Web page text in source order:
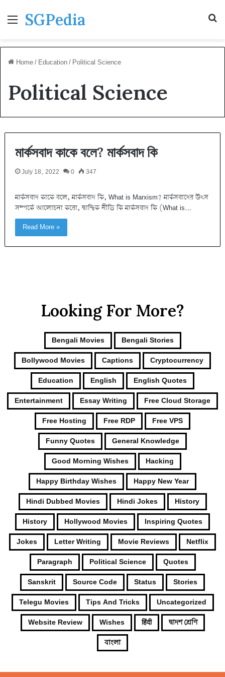
Menu
SGPedia
Home/ Education/ Political Science
Political Science
মার্কসবাদ কাকে বলে? মার্কসবাদ কি
July 18, 2022 0 347
মার্কসবাদ কাকে বলে, মার্কসবাদ কি, What is Marxism? মার্কসবাদের উৎস
সম্পর্কে আলােচনা করাে, দ্বান্দ্বিক নীতি কি মার্কসবাদ কি (What is…
Read More »
Looking For More?
Bengali Movies Bengali Stories
Bollywood Movies Captions Cryptocurrency
Education English English Quotes
Entertainment Essay Writing Free Cloud Storage
Free Hosting Free RDP Free VPS
Funny Quotes General Knowledge
Good Morning Wishes Hacking
Happy Birthday Wishes Happy New Year
Hindi Dubbed Movies Hindi Jokes History
History Hollywood Movies Inspiring Quotes
Jokes Letter Writing Movie Reviews Netflix
Paragraph Political Science Quotes
Sanskrit Source Code Status Stories
Telegu Movies Tips And Tricks Uncategorized
Website Review Wishes हिंदी দ্বাদশ শ্রেণি
বাংলা